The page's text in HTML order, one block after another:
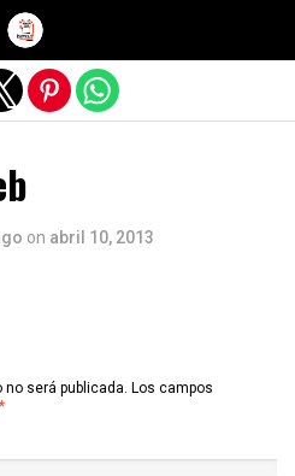
on abril 10, 2013
será publicada. Los campos
*
versión móvil